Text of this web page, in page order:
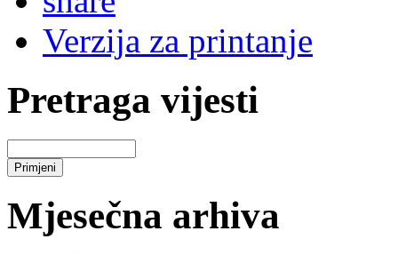
Verzija za printanje
Pretraga vijesti
Mjesečna arhiva